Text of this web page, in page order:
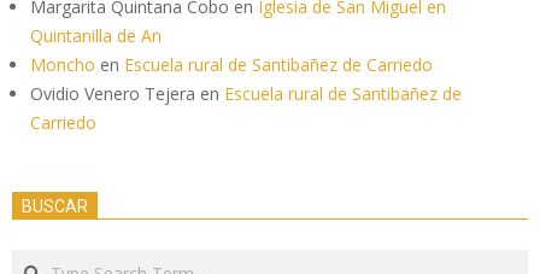
Margarita Quintana Cobo en Iglesia de San Miguel en
Quintanilla de An
Moncho en Escuela rural de Santibañez de Carriedo
Ovidio Venero Tejera en Escuela rural de Santibañez de
Carriedo
BUSCAR
Search